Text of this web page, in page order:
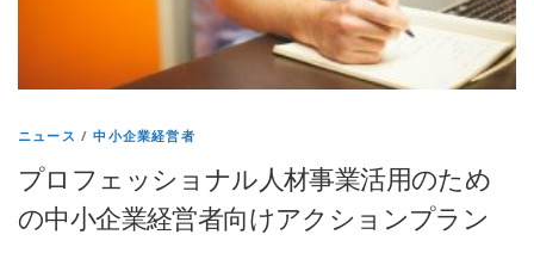
ニュース /中小企業経営者
プロフェッショナル人材事業活用のため
の中小企業経営者向けアクションプラン